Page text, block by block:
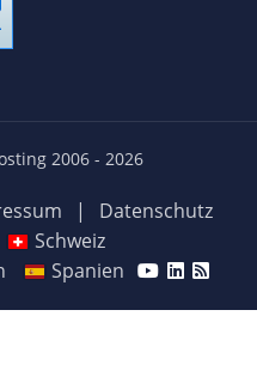
2006 - 2026
|
Datenschutz
Schweiz
Spanien